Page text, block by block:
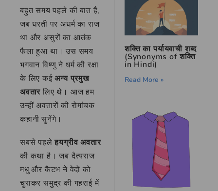
बहुत समय पहले की बात है,
जब धरती पर अधर्म का राज
था और असुरों का आतंक
फैला हुआ था। उस समय
भगवान विष्णु ने धर्म की रक्षा
के लिए कईअन्य प्रमुख
अवतार लिए थे। आज हम
उन्हीं अवतारों की रोमांचक
कहानी सुनेंगे।
सबसे पहलेहयग्रीव अवतार
की कथा है। जब दैत्यराज
मधु और कैटभ ने वेदों को
चुराकर समुद्र की गहराई में
शक्ति का पर्यायवाची शब्द
(Synonyms of शक्ति
in Hindi)
Read More »